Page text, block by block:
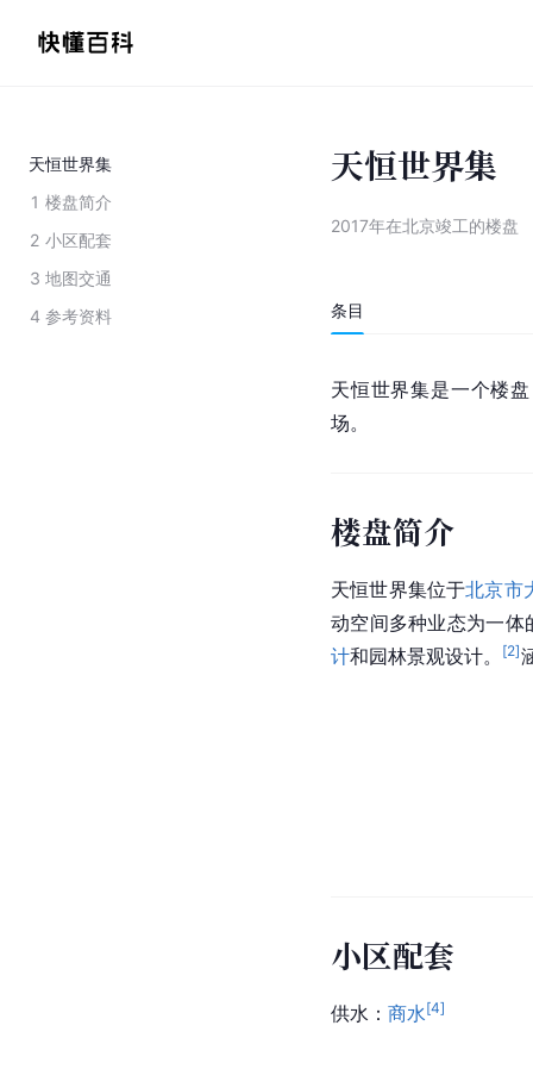
天恒世界集
1 楼盘简介
2 小区配套
3 地图交通
4 参考资料
天恒世界集
2017年在北京竣工的楼盘
条目
天恒世界集是一个楼
场。
楼盘简介
天恒世界集位于北京市
动空间多种业态为一体
计和园林景观设计。 [2]
小区配套
供水： 商水[4]